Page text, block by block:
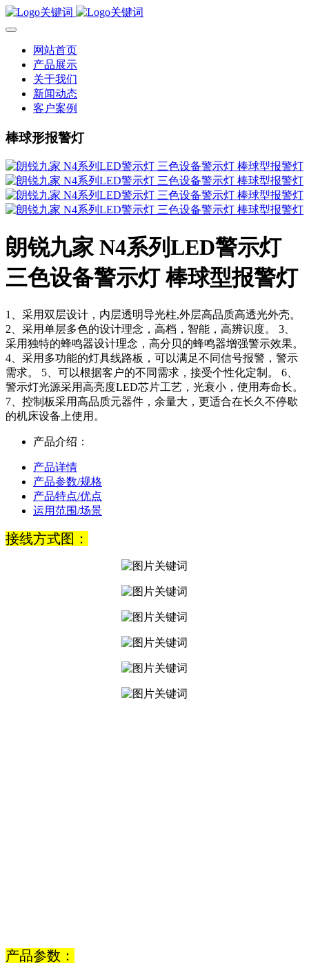
网站首页
产品展示
关于我们
新闻动态
客户案例
棒球形报警灯
朗锐九家 N4系列LED警示灯
三色设备警示灯 棒球型报警灯
1、采用双层设计，内层透明导光柱,外层高品质高透光外壳。
2、采用单层多色的设计理念，高档，智能，高辨识度。 3、
采用独特的蜂鸣器设计理念，高分贝的蜂鸣器增强警示效果。
4、采用多功能的灯具线路板，可以满足不同信号报警，警示
需求。 5、可以根据客户的不同需求，接受个性化定制。 6、
警示灯光源采用高亮度LED芯片工艺，光衰小，使用寿命长。
7、控制板采用高品质元器件，余量大，更适合在长久不停歇
的机床设备上使用。
产品介绍：
产品详情
产品参数/规格
产品特点/优点
运用范围/场景
接线方式图：
产品参数：